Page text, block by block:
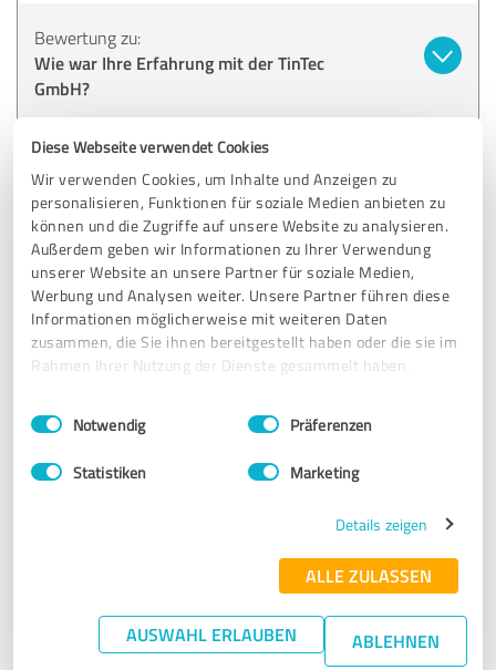
Diese Webseite verwendet Cookies
Wir verwenden Cookies, um Inhalte und Anzeigen zu
personalisieren, Funktionen für soziale Medien anbieten zu
können und die Zugriffe auf unsere Website zu analysieren.
Außerdem geben wir Informationen zu Ihrer Verwendung
unserer Website an unsere Partner für soziale Medien,
Werbung und Analysen weiter. Unsere Partner führen diese
Informationen möglicherweise mit weiteren Daten
zusammen, die Sie ihnen bereitgestellt haben oder die sie im
Rahmen Ihrer Nutzung der Dienste gesammelt haben.
Impressum Datenschutzbestimmungen
Einwilligungsauswahl
Notwendig Präferenzen
Statistiken Marketing
Details zeigen
ALLE ZULASSEN
AUSWAHL ERLAUBEN ABLEHNEN
Bewertung zu:
Wie war Ihre Erfahrung mit der TinTec
GmbH?
09.12.2025 Anonym
4,73 von 5
SEHR GUT Empfehlung
Bewertung zu:
03.12.2025 Anonym
Empfehlung